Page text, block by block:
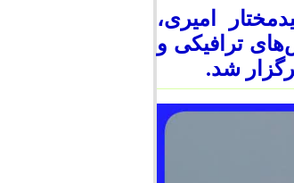
امیری،
ترافیکی و
شد.